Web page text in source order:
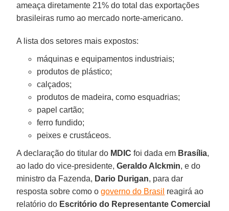
ameaça diretamente 21% do total das exportações
brasileiras rumo ao mercado norte-americano.
A lista dos setores mais expostos:
máquinas e equipamentos industriais;
produtos de plástico;
calçados;
produtos de madeira, como esquadrias;
papel cartão;
ferro fundido;
peixes e crustáceos.
A declaração do titular do MDIC foi dada em Brasília,
ao lado do vice-presidente,Geraldo Alckmin, e do
ministro da Fazenda, Dario Durigan, para dar
resposta sobre como ogoverno do Brasil reagirá ao
relatório do Escritório do Representante Comercial